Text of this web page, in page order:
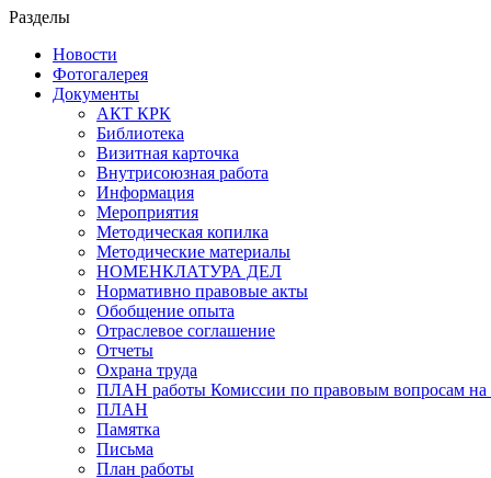
Разделы
Новости
Фотогалерея
Документы
АКТ КРК
Библиотека
Визитная карточка
Внутрисоюзная работа
Информация
Мероприятия
Методическая копилка
Методические материалы
НОМЕНКЛАТУРА ДЕЛ
Нормативно правовые акты
Обобщение опыта
Отраслевое соглашение
Отчеты
Охрана труда
ПЛАН работы Комиссии по правовым вопросам на
ПЛАН
Памятка
Письма
План работы